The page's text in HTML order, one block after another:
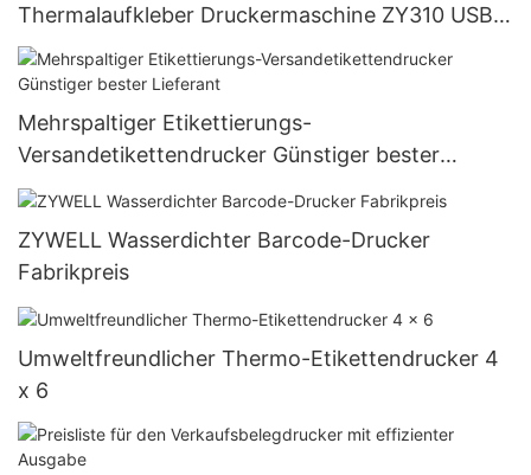
Thermalaufkleber Druckermaschine ZY310 USB -
Etikettdrucker Schwarz USB
Mehrspaltiger Etikettierungs-
Versandetikettendrucker Günstiger bester
Lieferant
ZYWELL Wasserdichter Barcode-Drucker
Fabrikpreis
Umweltfreundlicher Thermo-Etikettendrucker 4
x 6